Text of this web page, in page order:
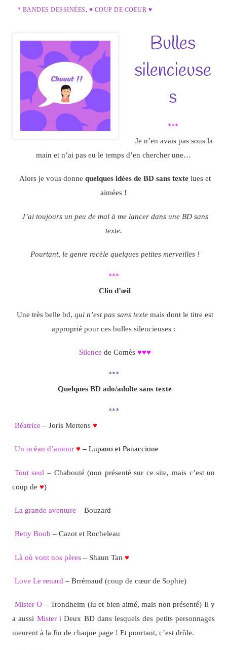
* BANDES DESSINÉES, ♥ COUP DE COEUR ♥
Bulles
silencieuse
s
***
Je n’en avais pas sous la
main et n’ai pas eu le temps d’en chercher une…
Alors je vous donne quelques idées de BD sans textelues et
aimées !
J’ai toujours un peu de mal à me lancer dans une BD sans
texte.
Pourtant, le genre recèle quelques petites merveilles !
***
Clin d’œil
Une très belle bd, qui n’est pas sans textemais dont le titre est
approprié pour ces bulles silencieuses :
Silence de Comès ♥♥♥
***
Quelques BD ado/adulte sans texte
***
Béatrice – Joris Mertens ♥
Un océan d’amour ♥ – Lupano et Panaccione
Tout seul – Chabouté (non présenté sur ce site, mais c’est un
coup de ♥)
La grande aventure – Bouzard
Betty Boob – Cazot et Rocheleau
Là où vont nos pères– Shaun Tan ♥
Love Le renard – Brrémaud (coup de cœur de Sophie)
Mister O – Trondheim (lu et bien aimé, mais non présenté) Il y
a aussi Mister iDeux BD dans lesquels des petits personnages
meurent à la fin de chaque page ! Et pourtant, c’est drôle.